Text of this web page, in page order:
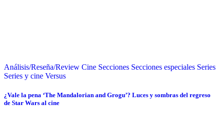
Análisis/Reseña/Review Cine Secciones Secciones especiales Series
Series y cine Versus
¿Vale la pena ‘The Mandalorian and Grogu’? Luces y sombras del regreso
de Star Wars al cine